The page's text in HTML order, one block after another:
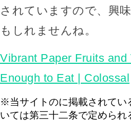
されていますので、興
もしれませんね。
Vibrant Paper Fruits
Enough to Eat | Colossal
※当サイトのに掲載されてい
いては第三十二条で定めら